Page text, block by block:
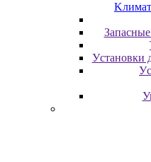
Уcтaнoвки